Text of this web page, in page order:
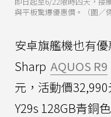
與平板驚爆優惠價。（圖／
安卓旗艦機也有
Sharp AQUOS R9
元，活動價
Y29s 128GB青銅